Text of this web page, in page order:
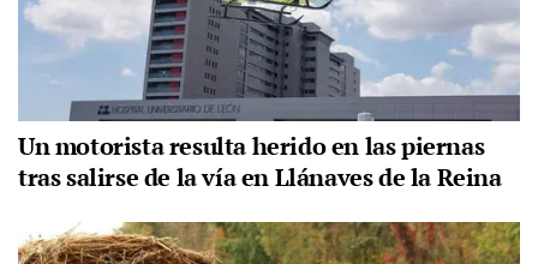
Un motorista resulta herido en las piernas
tras salirse de la vía en Llánaves de la Reina